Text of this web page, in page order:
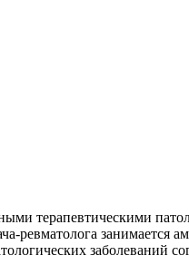
терапевтическими
ревматолога
заболеваний